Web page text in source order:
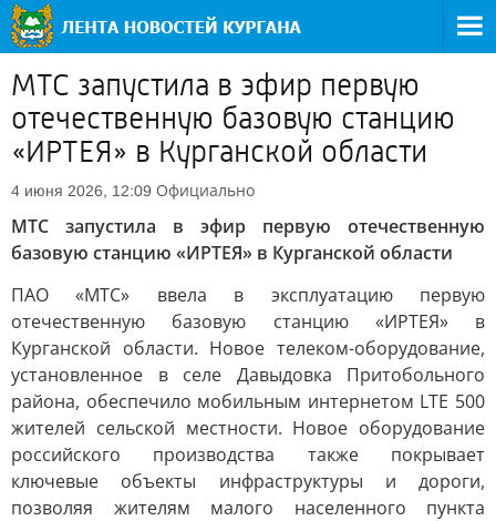
МТС запустила в эфир первую
отечественную базовую станцию
«ИРТЕЯ» в Курганской области
4 июня 2026, 12:09 Официально
МТС запустила в эфир первую отечественную
базовую станцию «ИРТЕЯ» в Курганской области
ПАО «МТС» ввела в эксплуатацию первую
отечественную базовую станцию «ИРТЕЯ» в
Курганской области. Новое телеком-оборудование,
установленное в селе Давыдовка Притобольного
района, обеспечило мобильным интернетом LTE 500
жителей сельской местности. Новое оборудование
российского производства также покрывает
ключевые объекты инфраструктуры и дороги,
позволяя жителям малого населенного пункта